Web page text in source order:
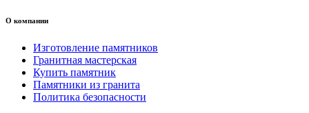
О компании
Изготовление памятников
Гранитная мастерская
Купить памятник
Памятники из гранита
Политика безопасности